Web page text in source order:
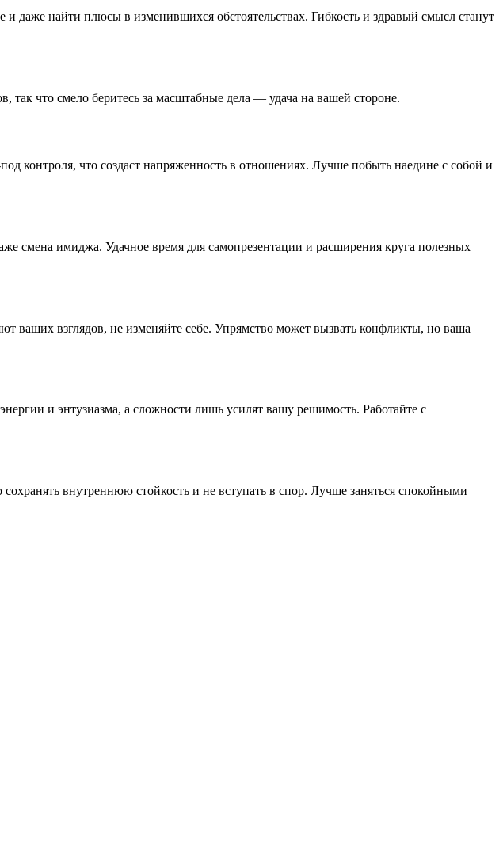
даже найти плюсы в изменившихся обстоятельствах. Гибкость и здравый смысл станут
так что смело беритесь за масштабные дела — удача на вашей стороне.
контроля, что создаст напряженность в отношениях. Лучше побыть наедине с собой и
смена имиджа. Удачное время для самопрезентации и расширения круга полезных
ваших взглядов, не изменяйте себе. Упрямство может вызвать конфликты, но ваша
и энтузиазма, а сложности лишь усилят вашу решимость. Работайте с
внутреннюю стойкость и не вступать в спор. Лучше заняться спокойными